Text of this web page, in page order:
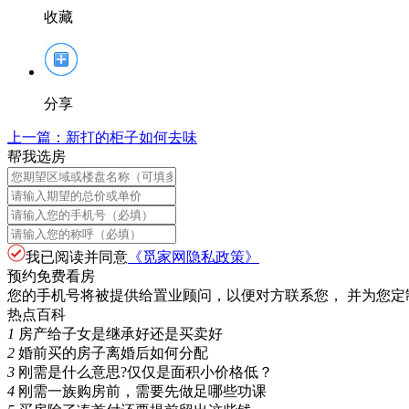
收藏
分享
上一篇： 新打的柜子如何去味
帮我选房
我已阅读并同意 《觅家网隐私政策》
预约免费看房
您的手机号将被提供给置业顾问，以便对方联系您， 并为您定
热点百科
1 房产给子女是继承好还是买卖好
2 婚前买的房子离婚后如何分配
3 刚需是什么意思?仅仅是面积小价格低？
4 刚需一族购房前，需要先做足哪些功课